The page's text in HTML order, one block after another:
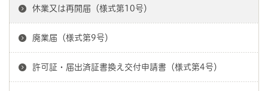
休業又は再開届（様式第10号）
廃業届（様式第9号）
許可証・届出済証書換え交付申請書（様式第4号）